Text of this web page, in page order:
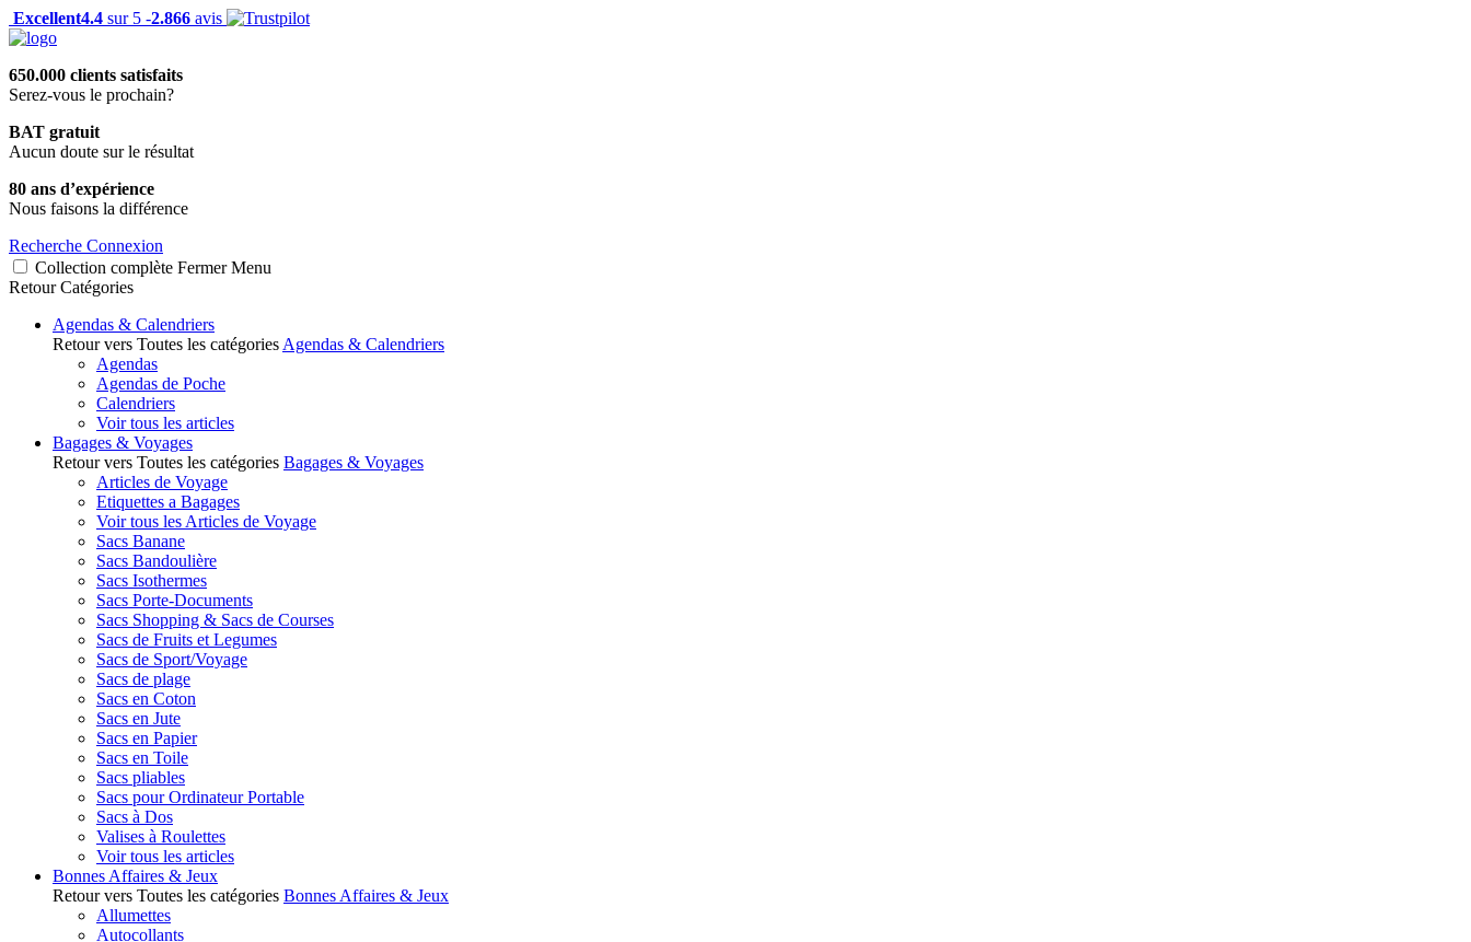
Excellent4.4 sur 5 -2.866 avis
650.000 clients satisfaits
Serez-vous le prochain?
BAT gratuit
Aucun doute sur le résultat
80 ans d’expérience
Nous faisons la différence
Recherche Connexion
Collection complète Fermer Menu
Retour Catégories
Agendas & Calendriers
Retour vers Toutes les catégories Agendas & Calendriers
Agendas
Agendas de Poche
Calendriers
Voir tous les articles
Bagages & Voyages
Retour vers Toutes les catégories Bagages & Voyages
Articles de Voyage
Etiquettes a Bagages
Voir tous les Articles de Voyage
Sacs Banane
Sacs Bandoulière
Sacs Isothermes
Sacs Porte-Documents
Sacs Shopping & Sacs de Courses
Sacs de Fruits et Legumes
Sacs de Sport/Voyage
Sacs de plage
Sacs en Coton
Sacs en Jute
Sacs en Papier
Sacs en Toile
Sacs pliables
Sacs pour Ordinateur Portable
Sacs à Dos
Valises à Roulettes
Voir tous les articles
Bonnes Affaires & Jeux
Retour vers Toutes les catégories Bonnes Affaires & Jeux
Allumettes
Autocollants